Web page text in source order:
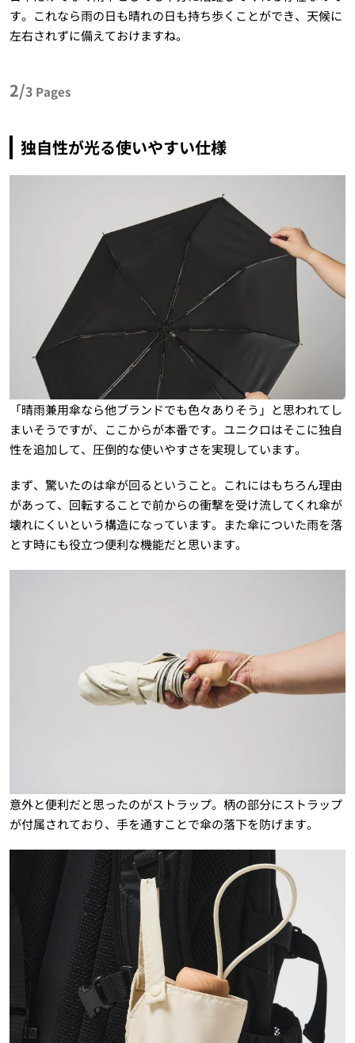
す。これなら雨の日も晴れの日も持ち歩くことができ、天候に
左右されずに備えておけますね。
2/3 Pages
独自性が光る使いやすい仕様
「晴雨兼用傘なら他ブランドでも色々ありそう」と思われてし
まいそうですが、ここからが本番です。ユニクロはそこに独自
性を追加して、圧倒的な使いやすさを実現しています。
まず、驚いたのは傘が回るということ。これにはもちろん理由
があって、回転することで前からの衝撃を受け流してくれ傘が
壊れにくいという構造になっています。また傘についた雨を落
とす時にも役立つ便利な機能だと思います。
意外と便利だと思ったのがストラップ。柄の部分にストラップ
が付属されており、手を通すことで傘の落下を防げます。